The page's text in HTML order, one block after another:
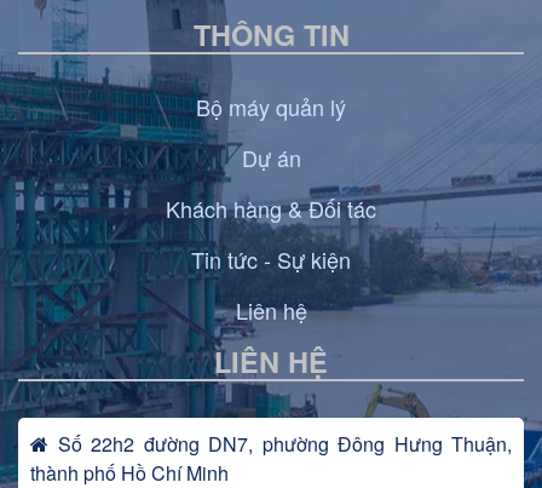
THÔNG TIN
Bộ máy quản lý
Dự án
Khách hàng & Đối tác
Tin tức - Sự kiện
Liên hệ
LIÊN HỆ
Số 22h2 đường DN7, phường Đông Hưng Thuận,
thành phố Hồ Chí Minh